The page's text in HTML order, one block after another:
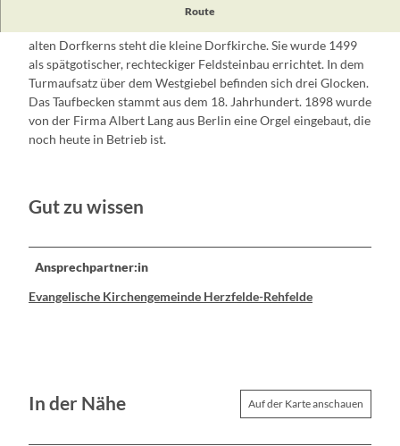
Route
Der alte Dorfkern Lichtenows befindet sich ungefähr einen
alten Dorfkerns steht die kleine Dorfkirche. Sie wurde 1499
als spätgotischer, rechteckiger Feldsteinbau errichtet. In dem
Turmaufsatz über dem Westgiebel befinden sich drei Glocken.
Das Taufbecken stammt aus dem 18. Jahrhundert. 1898 wurde
von der Firma Albert Lang aus Berlin eine Orgel eingebaut, die
noch heute in Betrieb ist.
Gut zu wissen
Ansprechpartner:in
Evangelische Kirchengemeinde Herzfelde-Rehfelde
In der Nähe Auf der Karte anschauen